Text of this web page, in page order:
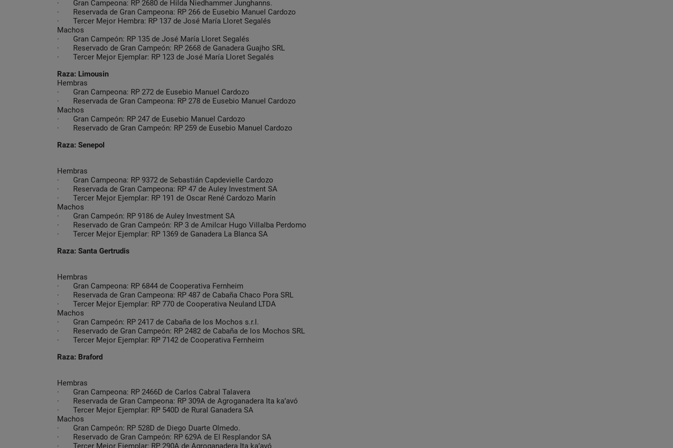
· Gran Campeona: RP 2680 de Hilda Niedhammer Junghanns.
· Reservada de Gran Campeona: RP 266 de Eusebio Manuel Cardozo
· Tercer Mejor Hembra: RP 137 de José María Lloret Segalés
Machos
· Gran Campeón: RP 135 de José María Lloret Segalés
· Reservado de Gran Campeón: RP 2668 de Ganadera Guajho SRL
· Tercer Mejor Ejemplar: RP 123 de José María Lloret Segalés
Raza: Limousin
Hembras
· Gran Campeona: RP 272 de Eusebio Manuel Cardozo
· Reservada de Gran Campeona: RP 278 de Eusebio Manuel Cardozo
Machos
· Gran Campeón: RP 247 de Eusebio Manuel Cardozo
· Reservado de Gran Campeón: RP 259 de Eusebio Manuel Cardozo
Raza: Senepol
Hembras
· Gran Campeona: RP 9372 de Sebastián Capdevielle Cardozo
· Reservada de Gran Campeona: RP 47 de Auley Investment SA
· Tercer Mejor Ejemplar: RP 191 de Oscar René Cardozo Marín
Machos
· Gran Campeón: RP 9186 de Auley Investment SA
· Reservado de Gran Campeón: RP 3 de Amilcar Hugo Villalba Perdomo
· Tercer Mejor Ejemplar: RP 1369 de Ganadera La Blanca SA
Raza: Santa Gertrudis
Hembras
· Gran Campeona: RP 6844 de Cooperativa Fernheim
· Reservada de Gran Campeona: RP 487 de Cabaña Chaco Pora SRL
· Tercer Mejor Ejemplar: RP 770 de Cooperativa Neuland LTDA
Machos
· Gran Campeón: RP 2417 de Cabaña de los Mochos s.r.l.
· Reservado de Gran Campeón: RP 2482 de Cabaña de los Mochos SRL
· Tercer Mejor Ejemplar: RP 7142 de Cooperativa Fernheim
Raza: Braford
Hembras
· Gran Campeona: RP 2466D de Carlos Cabral Talavera
· Reservada de Gran Campeona: RP 309A de Agroganadera Ita ka’avó
· Tercer Mejor Ejemplar: RP 540D de Rural Ganadera SA
Machos
· Gran Campeón: RP 528D de Diego Duarte Olmedo.
· Reservado de Gran Campeón: RP 629A de El Resplandor SA
· Tercer Mejor Ejemplar: RP 290A de Agroganadera Ita ka’avó